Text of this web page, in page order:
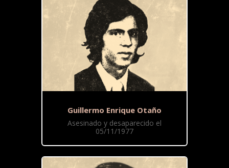
Guillermo Enrique Otaño
Asesinado y desaparecido el
05/11/1977